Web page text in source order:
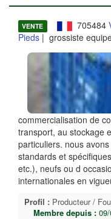
VENTE 705484
Pieds | grossiste
commercialisation de
transport, au stockage
particuliers. nous
standards et
etc.), neufs ou d
internationales en
Profil : Producteur /
Membre depuis :